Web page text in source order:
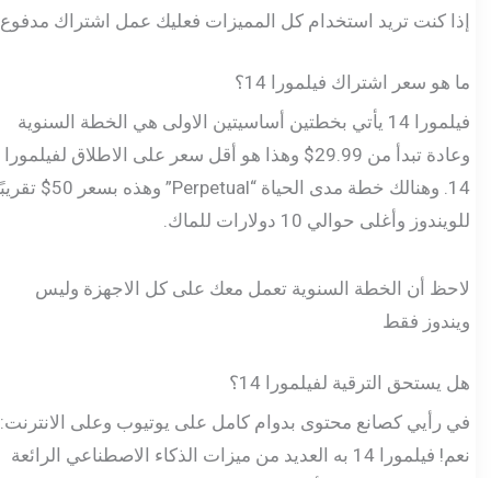
إذا كنت تريد استخدام كل المميزات فعليك عمل اشتراك مدفوع.
ما هو سعر اشتراك فيلمورا 14؟
فيلمورا 14 يأتي بخطتين أساسيتين الاولى هي الخطة السنوية
وعادة تبدأ من 29.99$ وهذا هو أقل سعر على الاطلاق لفيلمورا
14. وهنالك خطة مدى الحياة “Perpetual” وهذه بسعر 50$ تقريبًا
للويندوز وأغلى حوالي 10 دولارات للماك.
لاحظ أن الخطة السنوية تعمل معك على كل الاجهزة وليس
ويندوز فقط
هل يستحق الترقية لفيلمورا 14؟
في رأيي كصانع محتوى بدوام كامل على يوتيوب وعلى الانترنت:
نعم! فيلمورا 14 به العديد من ميزات الذكاء الاصطناعي الرائعة